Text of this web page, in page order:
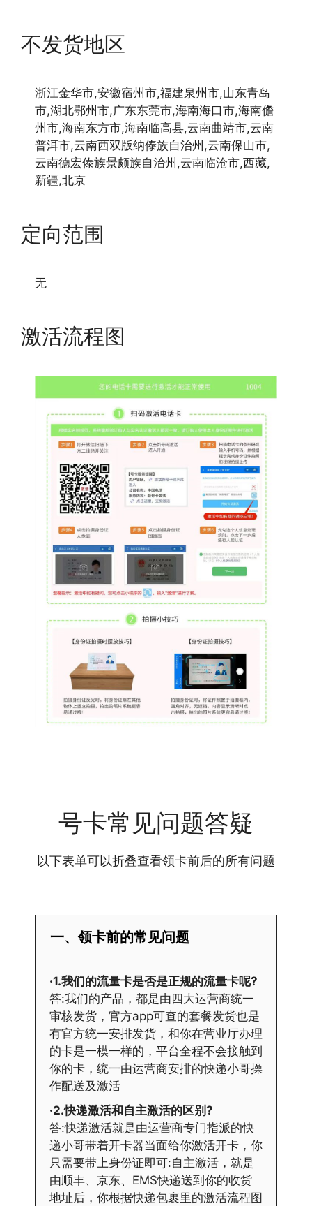
不发货地区
浙江金华市,安徽宿州市,福建泉州市,山东青岛
市,湖北鄂州市,广东东莞市,海南海口市,海南儋
州市,海南东方市,海南临高县,云南曲靖市,云南
普洱市,云南西双版纳傣族自治州,云南保山市,
云南德宏傣族景颇族自治州,云南临沧市,西藏,
新疆,北京
定向范围
无
激活流程图
号卡常见问题答疑
以下表单可以折叠查看领卡前后的所有问题
一、领卡前的常见问题
·1.我们的流量卡是否是正规的流量卡呢?
答:我们的产品，都是由四大运营商统一
审核发货，官方app可查的套餐发货也是
有官方统一安排发货，和你在营业厅办理
的卡是一模一样的，平台全程不会接触到
你的卡，统一由运营商安排的快递小哥操
作配送及激活
·2.快递激活和自主激活的区别?
答:快递激活就是由运营商专门指派的快
递小哥带着开卡器当面给你激活开卡，你
只需要带上身份证即可:自主激活，就是
由顺丰、京东、EMS快递送到你的收货
地址后，你根据快递包裹里的激活流程图